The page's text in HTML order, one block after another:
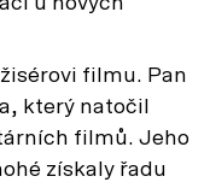
filmu. Pan
který natočil
filmů. Jeho
získaly řadu